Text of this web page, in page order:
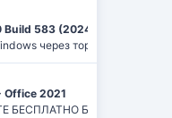
583 (2024) РС | RePack
через торрент Ufrag:
Office 2021
БЕЗ